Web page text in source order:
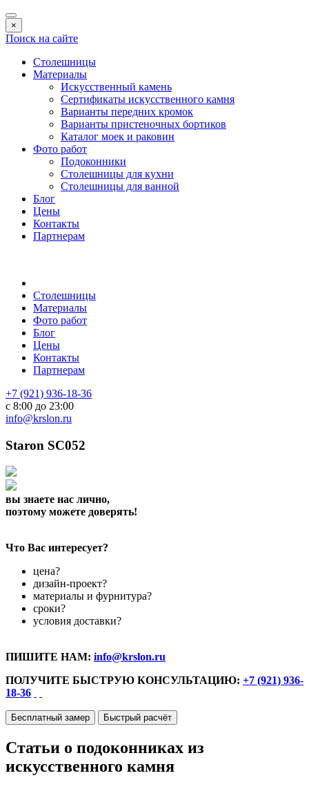
×
Поиск на сайте
Столешницы
Материалы
Искусственный камень
Сертификаты искусственного камня
Варианты передних кромок
Варианты пристеночных бортиков
Каталог моек и раковин
Фото работ
Подоконники
Столешницы для кухни
Столешницы для ванной
Блог
Цены
Контакты
Партнерам
Столешницы
Материалы
Фото работ
Блог
Цены
Контакты
Партнерам
+7 (921) 936-18-36
с 8:00 до 23:00
info@krslon.ru
Staron SC052
вы знаете нас лично,
поэтому можете доверять!
Что Вас интересует?
цена?
дизайн-проект?
материалы и фурнитура?
сроки?
условия доставки?
ПИШИТЕ НАМ: info@krslon.ru
ПОЛУЧИТЕ БЫСТРУЮ КОНСУЛЬТАЦИЮ: +7 (921) 936-
18-36
Бесплатный замер Быстрый расчёт
Статьи о подоконниках из
искусственного камня